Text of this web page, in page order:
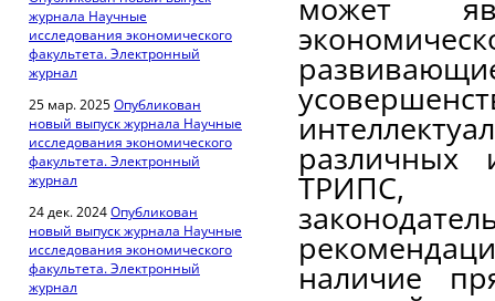
журнала Научные
исследования экономического
факультета. Электронный
журнал
25 мар. 2025Опубликован
новый выпуск журнала Научные
исследования экономического
факультета. Электронный
журнал
24 дек. 2024Опубликован
новый выпуск журнала Научные
исследования экономического
факультета. Электронный
журнал
может
различных
ТРИПС,
наличие